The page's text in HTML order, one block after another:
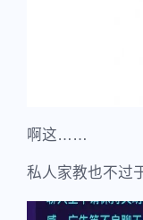
啊这……
私人家教也不过